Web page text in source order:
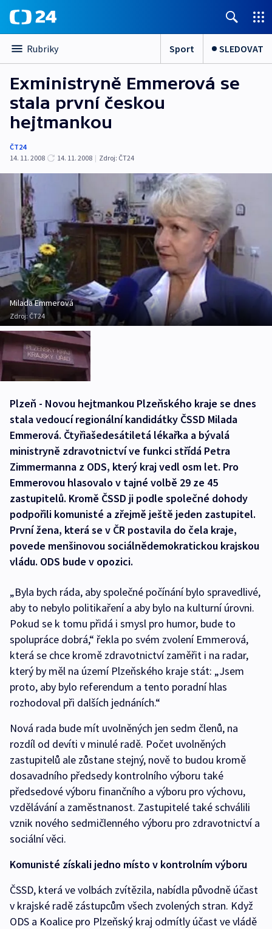
Rubriky Sport SLEDOVAT
Exministryně Emmerová se
stala první českou
hejtmankou
ČT24
14. 11. 2008
14. 11. 2008 | Zdroj: ČT24
Milada Emmerová
Zdroj: ČT24
Plzeň - Novou hejtmankou Plzeňského kraje se dnes
stala vedoucí regionální kandidátky ČSSD Milada
Emmerová. Čtyřiašedesátiletá lékařka a bývalá
ministryně zdravotnictví ve funkci střídá Petra
Zimmermanna z ODS, který kraj vedl osm let. Pro
Emmerovou hlasovalo v tajné volbě 29 ze 45
zastupitelů. Kromě ČSSD ji podle společné dohody
podpořili komunisté a zřejmě ještě jeden zastupitel.
První žena, která se v ČR postavila do čela kraje,
povede menšinovou sociálnědemokratickou krajskou
vládu. ODS bude v opozici.
„Byla bych ráda, aby společné počínání bylo spravedlivé,
aby to nebylo politikaření a aby bylo na kulturní úrovni.
Pokud se k tomu přidá i smysl pro humor, bude to
spolupráce dobrá,“ řekla po svém zvolení Emmerová,
která se chce kromě zdravotnictví zaměřit i na radar,
který by měl na území Plzeňského kraje stát: „Jsem
proto, aby bylo referendum a tento poradní hlas
rozhodoval při dalších jednáních.“
Nová rada bude mít uvolněných jen sedm členů, na
rozdíl od devíti v minulé radě. Počet uvolněných
zastupitelů ale zůstane stejný, nově to budou kromě
dosavadního předsedy kontrolního výboru také
předsedové výboru finančního a výboru pro výchovu,
vzdělávání a zaměstnanost. Zastupitelé také schválili
vznik nového sedmičlenného výboru pro zdravotnictví a
sociální věci.
Komunisté získali jedno místo v kontrolním výboru
ČSSD, která ve volbách zvítězila, nabídla původně účast
v krajské radě zástupcům všech zvolených stran. Když
ODS a Koalice pro Plzeňský kraj odmítly účast ve vládě